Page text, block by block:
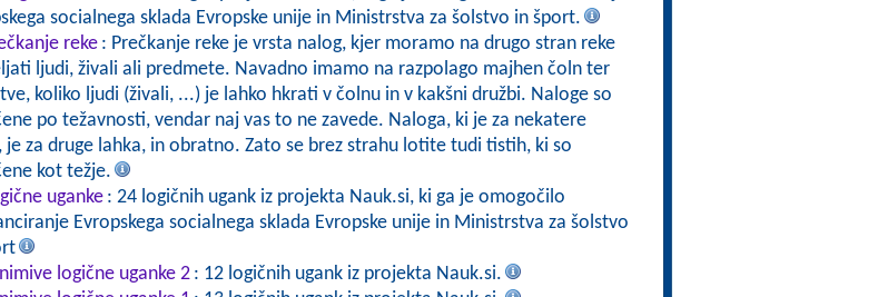
socialnega sklada Evropske unije in Ministrstva za šolstvo in šport.
reke : Prečkanje reke je vrsta nalog, kjer moramo na drugo stran reke
ljudi, živali ali predmete. Navadno imamo na razpolago majhen čoln ter
koliko ljudi (živali, ...) je lahko hkrati v čolnu in v kakšni družbi. Naloge so
po težavnosti, vendar naj vas to ne zavede. Naloga, ki je za nekatere
je za druge lahka, in obratno. Zato se brez strahu lotite tudi tistih, ki so
kot težje.
uganke : 24 logičnih ugank iz projekta Nauk.si, ki ga je omogočilo
Evropskega socialnega sklada Evropske unije in Ministrstva za šolstvo
logične uganke 2 : 12 logičnih ugank iz projekta Nauk.si.